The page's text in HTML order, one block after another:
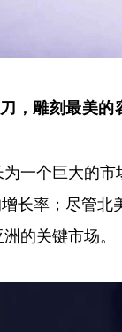
，雕刻最美的
一个巨大的
长率；尽管
的关键市场。